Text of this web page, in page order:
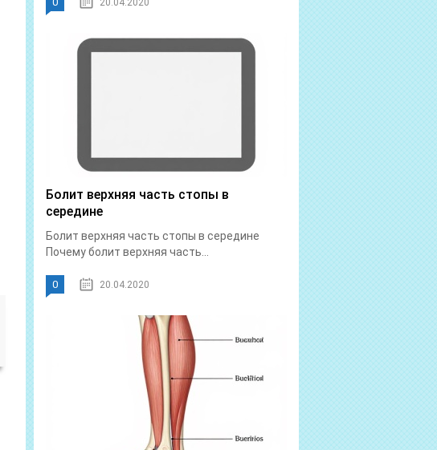
20.04.2020
Болит верхняя часть стопы в
середине
Болит верхняя часть стопы в середине
Почему болит верхняя часть...
0 20.04.2020